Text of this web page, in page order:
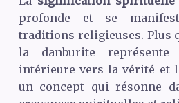
profonde et se
traditions religieuses. Plus
la danburite
intérieure vers la vérité et
un concept qui résonne